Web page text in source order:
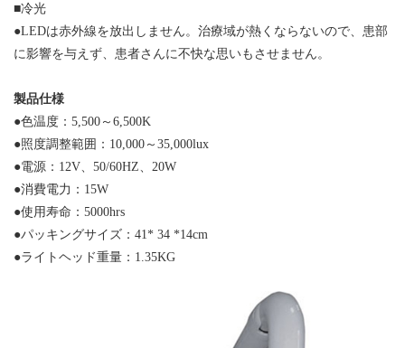
■冷光
●LEDは赤外線を放出しません。治療域が熱くならないので、患部
に影響を与えず、患者さんに不快な思いもさせません。
製品仕様
●色温度：5,500～6,500K
●照度調整範囲：10,000～35,000lux
●電源：12V、50/60HZ、20W
●消費電力：15W
●使用寿命：5000hrs
●パッキングサイズ：41* 34 *14cm
●ライトヘッド重量：1.35KG